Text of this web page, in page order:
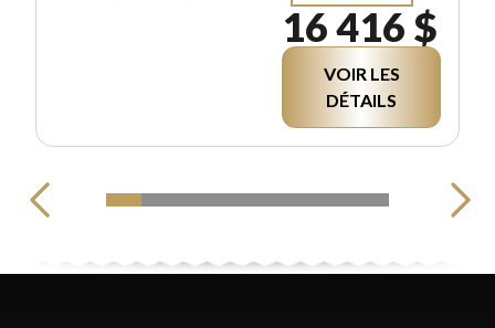
16 416 $
VOIR LES
DÉTAILS